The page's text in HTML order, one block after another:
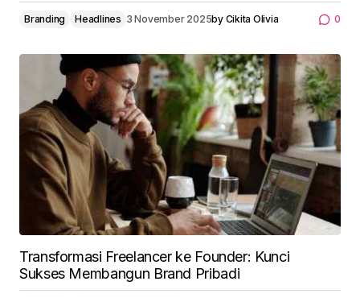
Branding Headlines 3 November 2025by Cikita Olivia 0
Transformasi Freelancer ke Founder: Kunci
Sukses Membangun Brand Pribadi